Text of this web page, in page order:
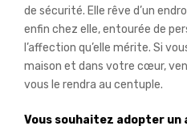
de sécurité. Elle rêve d’un
enfin chez elle, entourée de
l’affection qu’elle mérite. Si
maison et dans votre cœur,
vous le rendra au centuple.
Vous souhaitez adopter un